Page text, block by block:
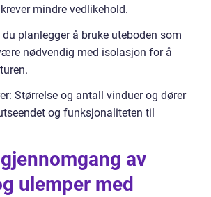
mindre vedlikehold.
planlegger å bruke uteboden som
nødvendig med isolasjon for å
Størrelse og antall vinduer og dører
og funksjonaliteten til
av
ulemper med